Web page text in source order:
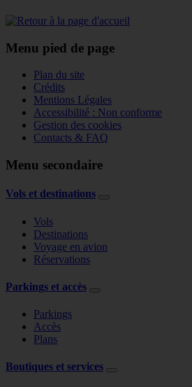
Menu pied de page
Plan du site
Crédits
Mentions Légales
Accessibilité : Non conforme
Gestion des cookies
Contacts & FAQ
Menu secondaire
Vols et destinations
Vols
Destinations
Voyage en avion
Réservations
Parkings et accès
Parkings
Accès
Plans
Boutiques et services